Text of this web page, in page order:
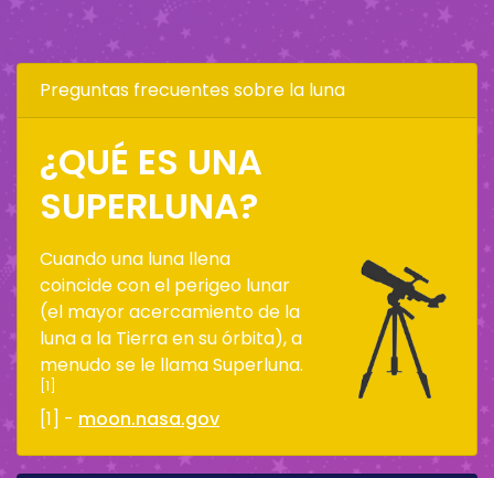
Preguntas frecuentes sobre la luna
¿QUÉ ES UNA
SUPERLUNA?
Cuando una luna llena
coincide con el perigeo lunar
(el mayor acercamiento de la
luna a la Tierra en su órbita), a
menudo se le llama Superluna.
[1]
[1] - moon.nasa.gov